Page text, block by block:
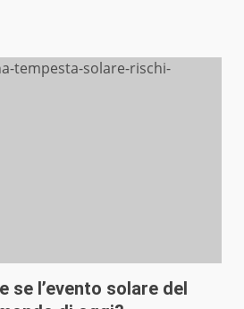
se l’evento solare del